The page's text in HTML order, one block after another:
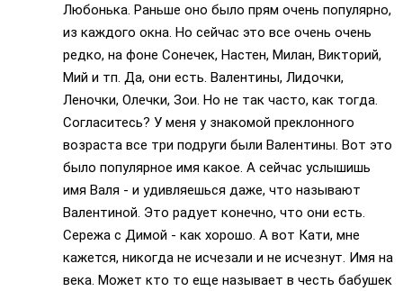
Любонька. Раньше оно было прям очень популярно,
из каждого окна. Но сейчас это все очень очень
редко, на фоне Сонечек, Настен, Милан, Викторий,
Мий и тп. Да, они есть. Валентины, Лидочки,
Леночки, Олечки, Зои. Но не так часто, как тогда.
Согласитесь? У меня у знакомой преклонного
возраста все три подруги были Валентины. Вот это
было популярное имя какое. А сейчас услышишь
имя Валя - и удивляешься даже, что называют
Валентиной. Это радует конечно, что они есть.
Сережа с Димой - как хорошо. А вот Кати, мне
кажется, никогда не исчезали и не исчезнут. Имя на
века. Может кто то еще называет в честь бабушек